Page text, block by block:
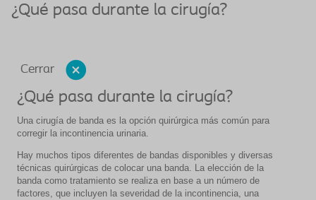
¿Qué pasa durante la cirugía?
Cerrar
¿Qué pasa durante la cirugía?
Una cirugía de banda es la opción quirúrgica más común para
corregir la incontinencia urinaria.
Hay muchos tipos diferentes de bandas disponibles y diversas
técnicas quirúrgicas de colocar una banda. La elección de la
banda como tratamiento se realiza en base a un número de
factores, que incluyen la severidad de la incontinencia, una